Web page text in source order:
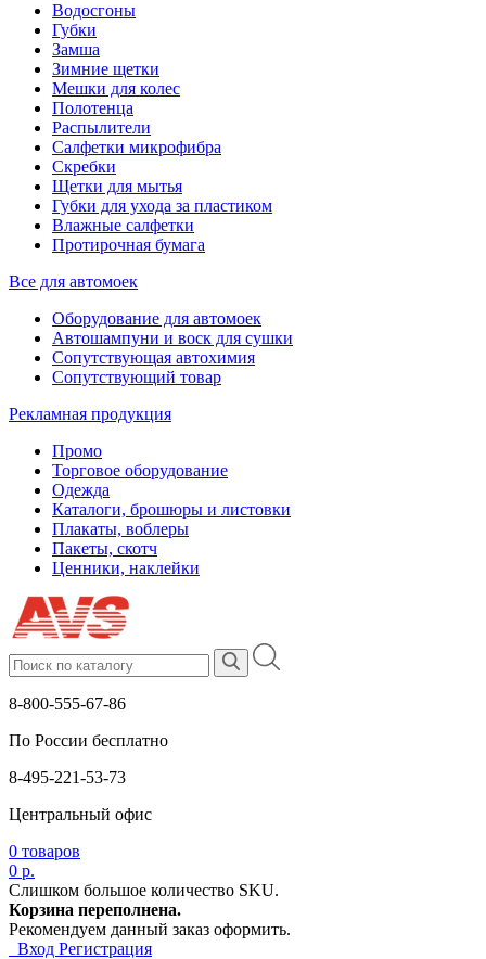
Водосгоны
Губки
Замша
Зимние щетки
Мешки для колес
Полотенца
Распылители
Салфетки микрофибра
Скребки
Щетки для мытья
Губки для ухода за пластиком
Влажные салфетки
Протирочная бумага
Все для автомоек
Оборудование для автомоек
Автошампуни и воск для сушки
Сопутствующая автохимия
Сопутствующий товар
Рекламная продукция
Промо
Торговое оборудование
Одежда
Каталоги, брошюры и листовки
Плакаты, воблеры
Пакеты, скотч
Ценники, наклейки
8-800-555-67-86
По России бесплатно
8-495-221-53-73
Центральный офис
0 товаров
0 р.
Слишком большое количество SKU.
Корзина переполнена.
Рекомендуем данный заказ оформить.
Вход Регистрация